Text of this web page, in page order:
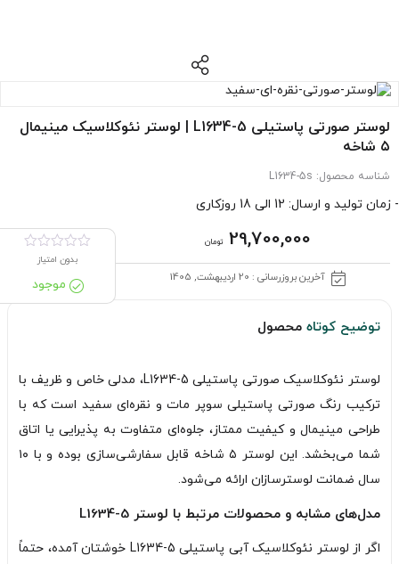
لوستر صورتی پاستیلی L1634-5 | لوستر نئوکلاسیک مینیمال
۵ شاخه
شناسه محصول: L1634-5s
- زمان تولید و ارسال: 12 الی 18 روزکاری
29,700,000 تومان
آخرین بروزرسانی : 20 اردیبهشت, 1405
بدون امتیاز
موجود
توضیح کوتاه محصول
لوستر نئوکلاسیک صورتی پاستیلی L1634-5، مدلی خاص و ظریف با
ترکیب رنگ صورتی پاستیلی سوپر مات و نقره‌ای سفید است که با
طراحی مینیمال و کیفیت ممتاز، جلوه‌ای متفاوت به پذیرایی یا اتاق
شما می‌بخشد. این لوستر ۵ شاخه قابل سفارشی‌سازی بوده و با ۱۰
سال ضمانت لوسترسازان ارائه می‌شود.
مدل‌های مشابه و محصولات مرتبط با لوستر L1634-5
اگر از لوستر نئوکلاسیک آبی پاستیلی L1634-5 خوشتان آمده، حتماً